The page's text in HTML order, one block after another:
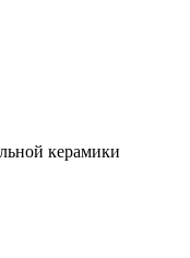
керамики